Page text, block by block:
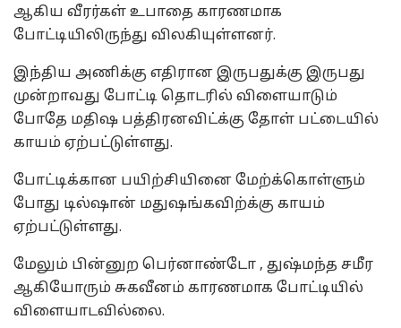
ஆகிய வீரர்கள் உபாதை காரணமாக
போட்டியிலிருந்து விலகியுள்ளனர்.
இந்திய அணிக்கு எதிரான இருபதுக்கு இருபது
முன்றாவது போட்டி தொடரில் விளையாடும்
போதே மதிஷ பத்திரனவிட்க்கு தோள் பட்டையில்
காயம் ஏற்பட்டுள்ளது.
போட்டிக்கான பயிற்சியினை மேற்க்கொள்ளும்
போது டில்ஷான் மதுஷங்கவிற்க்கு காயம்
ஏற்பட்டுள்ளது.
மேலும் பின்னுற பெர்னாண்டோ , துஷ்மந்த சமீர
ஆகியோரும் சுகவீனம் காரணமாக போட்டியில்
விளையாடவில்லை.